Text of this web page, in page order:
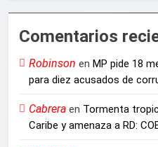
Comentarios
Robinson en MP pide 18
para diez acusados de
Cabrera en Tormenta
Caribe y amenaza a RD: